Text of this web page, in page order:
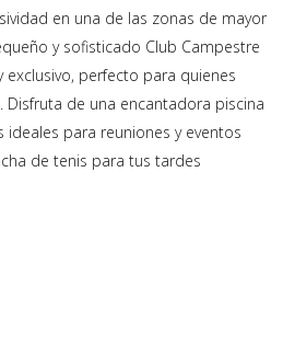
en una de las zonas de mayor
y sofisticado Club Campestre
perfecto para quienes
Disfruta de una encantadora piscina
para reuniones y eventos
de tenis para tus tardes